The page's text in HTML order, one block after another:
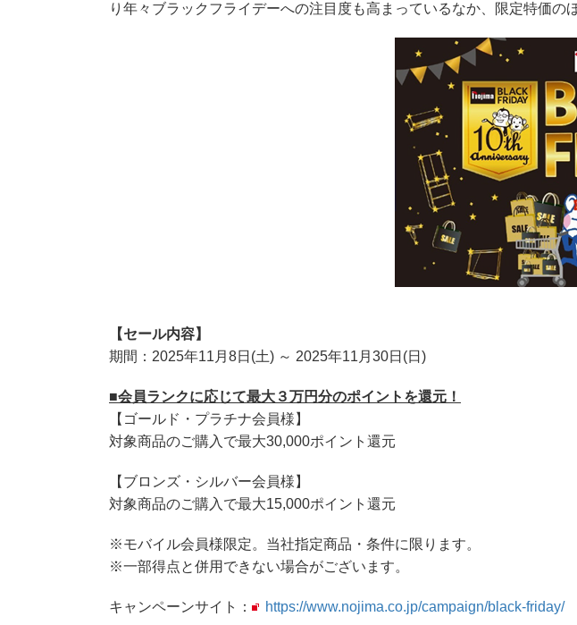
り年々ブラックフライデーへの注目度も高まっているなか、限定特価
【セール内容】
期間：2025年11月8日(土) ～ 2025年11月30日(日)
■会員ランクに応じて最大３万円分のポイントを還元！
【ゴールド・プラチナ会員様】
対象商品のご購入で最大30,000ポイント還元
【ブロンズ・シルバー会員様】
対象商品のご購入で最大15,000ポイント還元
※モバイル会員様限定。当社指定商品・条件に限ります。
※一部得点と併用できない場合がございます。
キャンペーンサイト： https://www.nojima.co.jp/campaign/black-friday/